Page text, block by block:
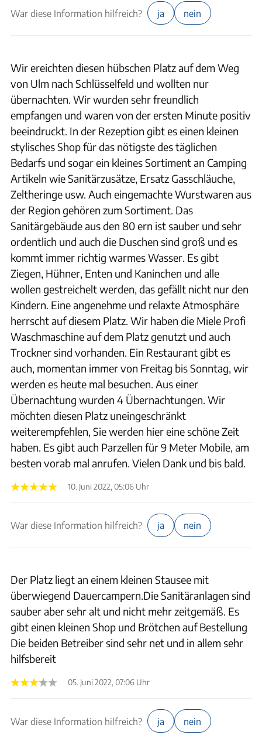
War diese Information hilfreich? ja nein
Wir ereichten diesen hübschen Platz auf dem Weg
von Ulm nach Schlüsselfeld und wollten nur
übernachten. Wir wurden sehr freundlich
empfangen und waren von der ersten Minute positiv
beeindruckt. In der Rezeption gibt es einen kleinen
stylisches Shop für das nötigste des täglichen
Bedarfs und sogar ein kleines Sortiment an Camping
Artikeln wie Sanitärzusätze, Ersatz Gasschläuche,
Zeltheringe usw. Auch eingemachte Wurstwaren aus
der Region gehören zum Sortiment. Das
Sanitärgebäude aus den 80 ern ist sauber und sehr
ordentlich und auch die Duschen sind groß und es
kommt immer richtig warmes Wasser. Es gibt
Ziegen, Hühner, Enten und Kaninchen und alle
wollen gestreichelt werden, das gefällt nicht nur den
Kindern. Eine angenehme und relaxte Atmosphäre
herrscht auf diesem Platz. Wir haben die Miele Profi
Waschmaschine auf dem Platz genutzt und auch
Trockner sind vorhanden. Ein Restaurant gibt es
auch, momentan immer von Freitag bis Sonntag, wir
werden es heute mal besuchen. Aus einer
Übernachtung wurden 4 Übernachtungen. Wir
möchten diesen Platz uneingeschränkt
weiterempfehlen, Sie werden hier eine schöne Zeit
haben. Es gibt auch Parzellen für 9 Meter Mobile, am
besten vorab mal anrufen. Vielen Dank und bis bald.
10. Juni 2022, 05:06 Uhr
War diese Information hilfreich? ja nein
Der Platz liegt an einem kleinen Stausee mit
überwiegend Dauercampern.Die Sanitäranlagen sind
sauber aber sehr alt und nicht mehr zeitgemäß. Es
gibt einen kleinen Shop und Brötchen auf Bestellung
Die beiden Betreiber sind sehr net und in allem sehr
hilfsbereit
05. Juni 2022, 07:06 Uhr
War diese Information hilfreich? ja nein